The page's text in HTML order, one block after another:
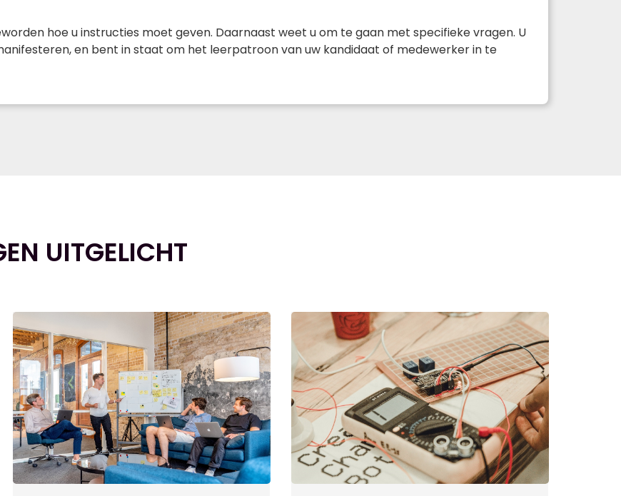
hoe u instructies moet geven. Daarnaast weet u om te gaan met specifieke vragen. U
en bent in staat om het leerpatroon van uw kandidaat of medewerker in te
UITGELICHT